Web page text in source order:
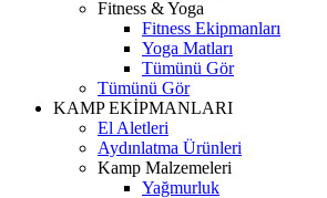
Fitness & Yoga
Fitness Ekipmanları
Yoga Matları
Tümünü Gör
Tümünü Gör
KAMP EKİPMANLARI
El Aletleri
Aydınlatma Ürünleri
Kamp Malzemeleri
Yağmurluk